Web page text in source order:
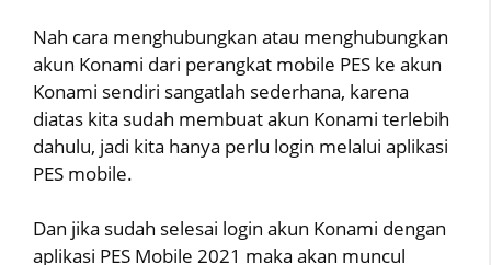
Nah cara menghubungkan atau menghubungkan
akun Konami dari perangkat mobile PES ke akun
Konami sendiri sangatlah sederhana, karena
diatas kita sudah membuat akun Konami terlebih
dahulu, jadi kita hanya perlu login melalui aplikasi
PES mobile.
Dan jika sudah selesai login akun Konami dengan
aplikasi PES Mobile 2021 maka akan muncul